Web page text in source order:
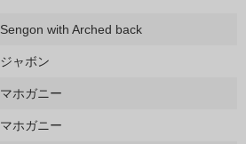
Sengon with Arched back
ジャボン
マホガニー
マホガニー